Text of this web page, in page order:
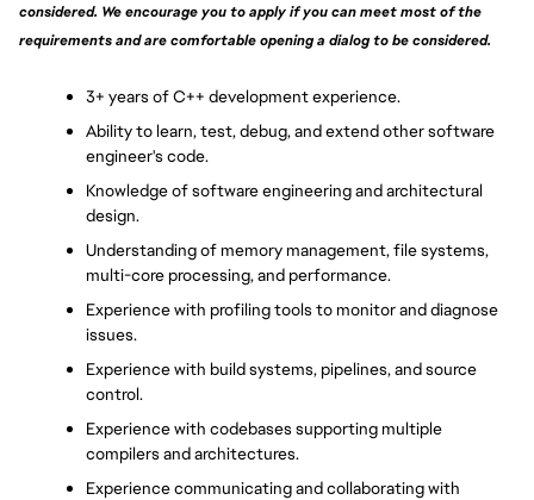
considered. We encourage you to apply if you can meet most of the
requirements and are comfortable opening a dialog to be considered.
3+ years of C++ development experience.
Ability to learn, test, debug, and extend other software
engineer's code.
Knowledge of software engineering and architectural
design.
Understanding of memory management, file systems,
multi-core processing, and performance.
Experience with profiling tools to monitor and diagnose
issues.
Experience with build systems, pipelines, and source
control.
Experience with codebases supporting multiple
compilers and architectures.
Experience communicating and collaborating with